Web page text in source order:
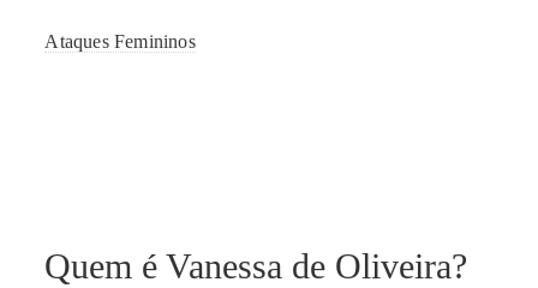
Ataques Femininos
Quem é Vanessa de Oliveira?